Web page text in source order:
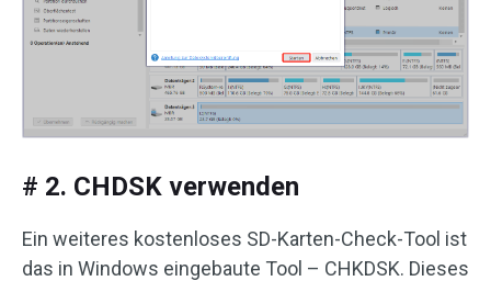
# 2. CHDSK verwenden
Ein weiteres kostenloses SD-Karten-Check-Tool ist
das in Windows eingebaute Tool – CHKDSK. Dieses